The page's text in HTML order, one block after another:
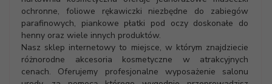
ochronne, foliowe rękawiczki niezbędne do zabiegów
parafinowych, piankowe płatki pod oczy doskonałe do
henny oraz wiele innych produktów.
Nasz sklep internetowy to miejsce, w którym znajdziecie
różnorodne akcesoria kosmetyczne w atrakcyjnych
cenach. Oferujemy profesjonalne wyposażenie salonu